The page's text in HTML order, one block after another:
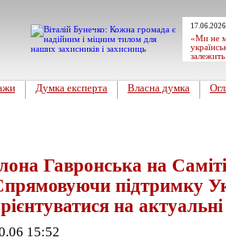
«Ми не
Думка експерта Власна думка
Гавронська на
підтримку
на
15:52